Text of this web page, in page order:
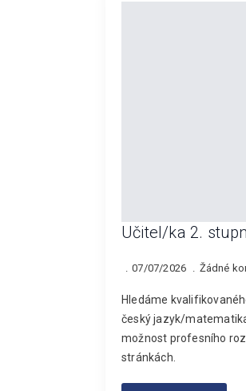
Učitel/ka 2.
07/07/2026 Žádné
Hledáme
český jazyk/
možnost profesního
stránkách.